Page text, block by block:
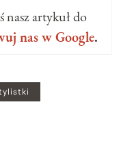
nasz artykuł do
nas w Google.